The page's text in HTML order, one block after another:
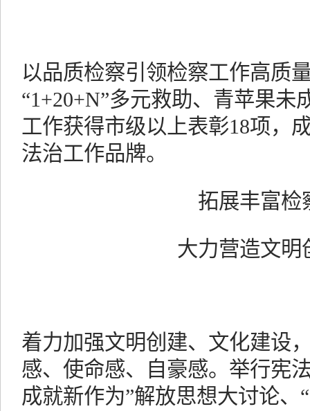
以品质检察引领检察工作高质
“1+20+N”多元救助、青苹果
工作获得市级以上表彰18项，
法治工作品牌。
拓展丰富检
大力营造文明
着力加强文明创建、文化建设
感、使命感、自豪感。举行宪
成就新作为”解放思想大讨论